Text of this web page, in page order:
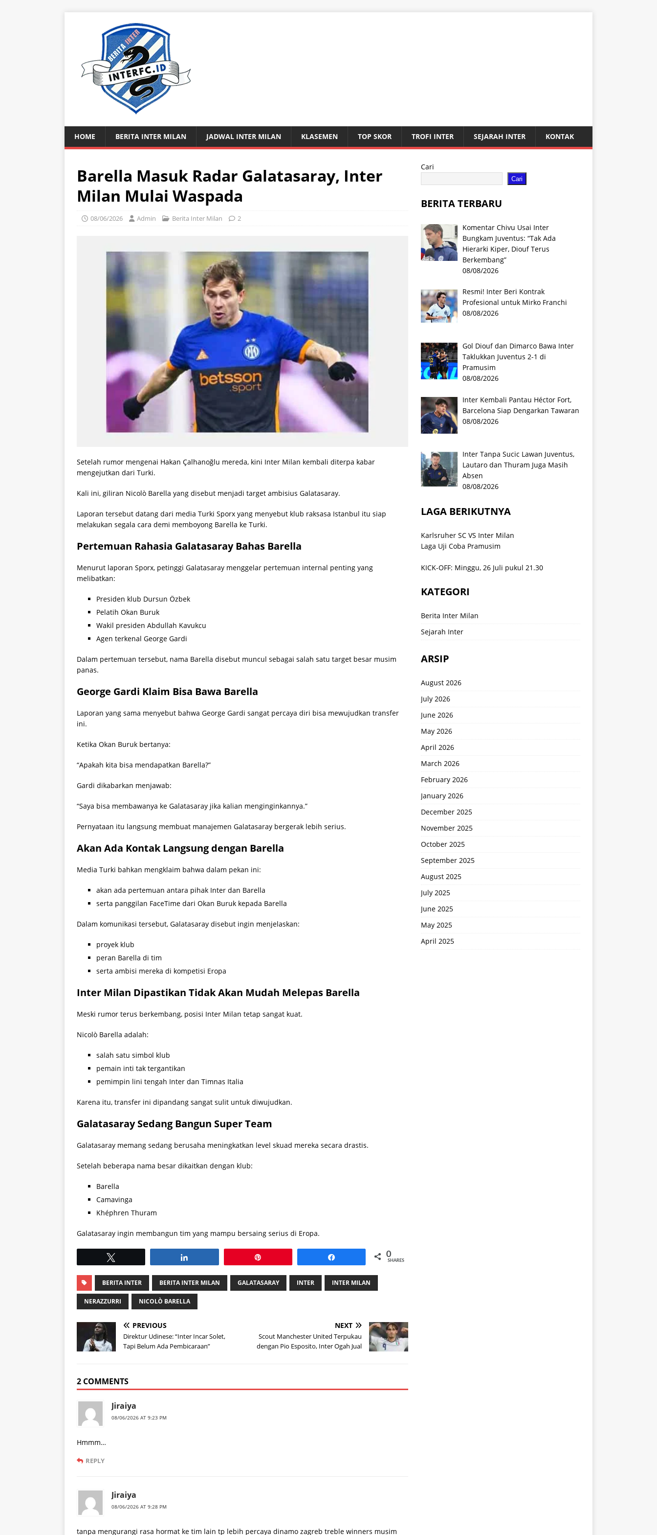
HOME BERITA INTER MILAN JADWAL INTER MILAN KLASEMEN TOP SKOR TROFI INTER SEJARAH INTER KONTAK
Barella Masuk Radar Galatasaray, Inter
Milan Mulai Waspada
08/06/2026 Admin Berita Inter Milan 2
Setelah rumor mengenai Hakan Çalhanoğlu mereda, kini Inter Milan kembali diterpa kabar
mengejutkan dari Turki.
Kali ini, giliran Nicolò Barella yang disebut menjadi target ambisius Galatasaray.
Laporan tersebut datang dari media Turki Sporx yang menyebut klub raksasa Istanbul itu siap
melakukan segala cara demi memboyong Barella ke Turki.
Pertemuan Rahasia Galatasaray Bahas Barella
Menurut laporan Sporx, petinggi Galatasaray menggelar pertemuan internal penting yang
melibatkan:
Presiden klub Dursun Özbek
Pelatih Okan Buruk
Wakil presiden Abdullah Kavukcu
Agen terkenal George Gardi
Dalam pertemuan tersebut, nama Barella disebut muncul sebagai salah satu target besar musim
panas.
George Gardi Klaim Bisa Bawa Barella
Laporan yang sama menyebut bahwa George Gardi sangat percaya diri bisa mewujudkan transfer
ini.
Ketika Okan Buruk bertanya:
“Apakah kita bisa mendapatkan Barella?”
Gardi dikabarkan menjawab:
“Saya bisa membawanya ke Galatasaray jika kalian menginginkannya.”
Pernyataan itu langsung membuat manajemen Galatasaray bergerak lebih serius.
Akan Ada Kontak Langsung dengan Barella
Media Turki bahkan mengklaim bahwa dalam pekan ini:
akan ada pertemuan antara pihak Inter dan Barella
serta panggilan FaceTime dari Okan Buruk kepada Barella
Dalam komunikasi tersebut, Galatasaray disebut ingin menjelaskan:
proyek klub
peran Barella di tim
serta ambisi mereka di kompetisi Eropa
Inter Milan Dipastikan Tidak Akan Mudah Melepas Barella
Meski rumor terus berkembang, posisi Inter Milan tetap sangat kuat.
Nicolò Barella adalah:
salah satu simbol klub
pemain inti tak tergantikan
pemimpin lini tengah Inter dan Timnas Italia
Karena itu, transfer ini dipandang sangat sulit untuk diwujudkan.
Galatasaray Sedang Bangun Super Team
Galatasaray memang sedang berusaha meningkatkan level skuad mereka secara drastis.
Setelah beberapa nama besar dikaitkan dengan klub:
Barella
Camavinga
Khéphren Thuram
Galatasaray ingin membangun tim yang mampu bersaing serius di Eropa.
0
SHARES
BERITA INTER BERITA INTER MILAN GALATASARAY INTER INTER MILAN
NERAZZURRI NICOLÒ BARELLA
PREVIOUS
Direktur Udinese: “Inter Incar Solet,
Tapi Belum Ada Pembicaraan”
NEXT
Scout Manchester United Terpukau
dengan Pio Esposito, Inter Ogah Jual
2 COMMENTS
Jiraiya
08/06/2026 AT 9:23 PM
Hmmm…
REPLY
Jiraiya
08/06/2026 AT 9:28 PM
tanpa mengurangi rasa hormat ke tim lain tp lebih percaya dinamo zagreb treble winners musim
Cari
Cari
BERITA TERBARU
Komentar Chivu Usai Inter
Bungkam Juventus: “Tak Ada
Hierarki Kiper, Diouf Terus
Berkembang”
08/08/2026
Resmi! Inter Beri Kontrak
Profesional untuk Mirko Franchi
08/08/2026
Gol Diouf dan Dimarco Bawa Inter
Taklukkan Juventus 2-1 di
Pramusim
08/08/2026
Inter Kembali Pantau Héctor Fort,
Barcelona Siap Dengarkan Tawaran
08/08/2026
Inter Tanpa Sucic Lawan Juventus,
Lautaro dan Thuram Juga Masih
Absen
08/08/2026
LAGA BERIKUTNYA
Karlsruher SC VS Inter Milan
Laga Uji Coba Pramusim
KICK-OFF: Minggu, 26 Juli pukul 21.30
KATEGORI
Berita Inter Milan
Sejarah Inter
ARSIP
August 2026
July 2026
June 2026
May 2026
April 2026
March 2026
February 2026
January 2026
December 2025
November 2025
October 2025
September 2025
August 2025
July 2025
June 2025
May 2025
April 2025